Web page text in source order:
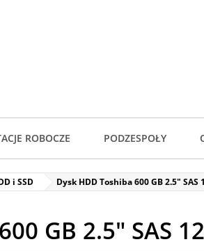
ROBOCZE PODZESPOŁY
i SSD Dysk HDD Toshiba 600 GB 2.5" SAS
GB 2.5" SAS